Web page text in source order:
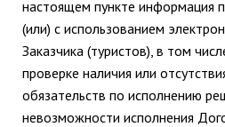
настоящем пункте информация
(или) с использованием
Заказчика (туристов), в том
проверке наличия или
обязательств по исполнению
невозможности исполнения